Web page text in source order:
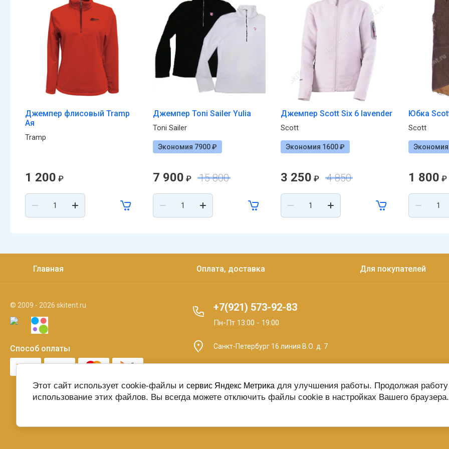
Джемпер флисовый Tramp
Ая
Tramp
1 200 ₽
Джемпер Toni Sailer Yulia
Toni Sailer
Экономия 7900 ₽
7 900 ₽ 15 800
Джемпер Scott Six 6 lavender
Scott
Экономия 1600 ₽
3 250 ₽ 4 850
Юбка
Scott
Экономия
1 800 ₽
Главная Оплата, доставка Для покупателей
© 2009 - 2026 skitent.ru
Способ оплаты
+7(921) 573-92-83
Пн-Пт 13:00 - 19:00
Санкт-Петербург 16 линия В.О. д. 7
О персональных данных.Договор Оферты
Этот сайт использует cookie-файлы и сервис Яндекс Метрика для улучшения работы. Продолжая
использование этих файлов. Вы всегда можете отключить файлы cookie в настройках Вашего браузера.